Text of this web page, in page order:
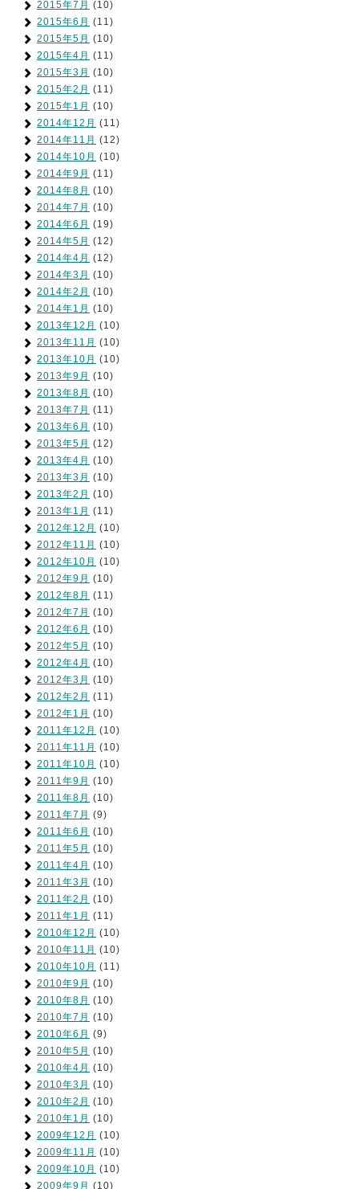
2015年7月 (10)
2015年6月 (11)
2015年5月 (10)
2015年4月 (11)
2015年3月 (10)
2015年2月 (11)
2015年1月 (10)
2014年12月 (11)
2014年11月 (12)
2014年10月 (10)
2014年9月 (11)
2014年8月 (10)
2014年7月 (10)
2014年6月 (19)
2014年5月 (12)
2014年4月 (12)
2014年3月 (10)
2014年2月 (10)
2014年1月 (10)
2013年12月 (10)
2013年11月 (10)
2013年10月 (10)
2013年9月 (10)
2013年8月 (10)
2013年7月 (11)
2013年6月 (10)
2013年5月 (12)
2013年4月 (10)
2013年3月 (10)
2013年2月 (10)
2013年1月 (11)
2012年12月 (10)
2012年11月 (10)
2012年10月 (10)
2012年9月 (10)
2012年8月 (11)
2012年7月 (10)
2012年6月 (10)
2012年5月 (10)
2012年4月 (10)
2012年3月 (10)
2012年2月 (11)
2012年1月 (10)
2011年12月 (10)
2011年11月 (10)
2011年10月 (10)
2011年9月 (10)
2011年8月 (10)
2011年7月 (9)
2011年6月 (10)
2011年5月 (10)
2011年4月 (10)
2011年3月 (10)
2011年2月 (10)
2011年1月 (11)
2010年12月 (10)
2010年11月 (10)
2010年10月 (11)
2010年9月 (10)
2010年8月 (10)
2010年7月 (10)
2010年6月 (9)
2010年5月 (10)
2010年4月 (10)
2010年3月 (10)
2010年2月 (10)
2010年1月 (10)
2009年12月 (10)
2009年11月 (10)
2009年10月 (10)
2009年9月 (10)